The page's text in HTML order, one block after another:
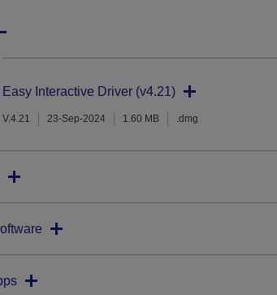
Easy Interactive Driver (v4.21)
V.4.21 23-Sep-2024 1.60 MB .dmg